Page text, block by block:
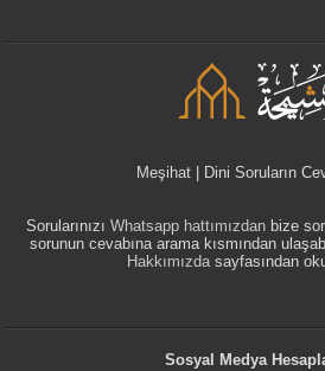
Meşihat | Dini Soruların
Sorularınızı Whatsapp hattımızdanbize
sorunun cevabına arama kısmından
Hakkımızdasayfasından
Sosyal Medya